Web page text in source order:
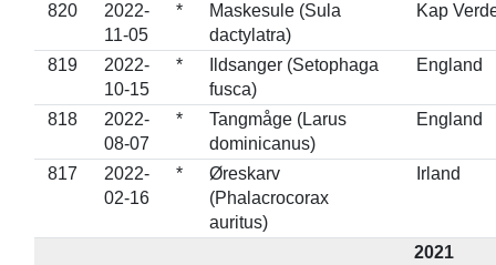
820
2022-
11-05
*
Maskesule (Sula
dactylatra)
Kap
819
2022-
10-15
*
Ildsanger (Setophaga
fusca)
England
818
2022-
08-07
*
Tangmåge (Larus
dominicanus)
England
817
2022-
02-16
*
Øreskarv
(Phalacrocorax
auritus)
Irland
2021